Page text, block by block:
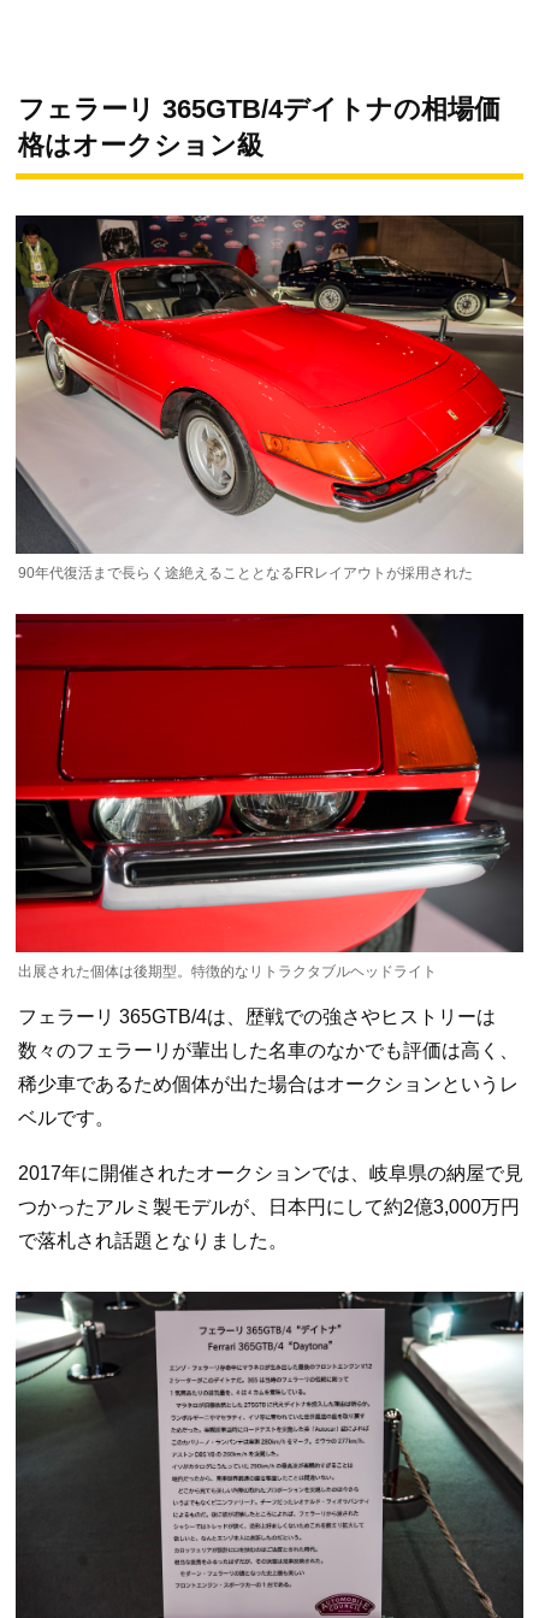
フェラーリ 365GTB/4デイトナの相場価
格はオークション級
90年代復活まで長らく途絶えることとなるFRレイアウトが採用された
出展された個体は後期型。特徴的なリトラクタブルヘッドライト
フェラーリ 365GTB/4は、歴戦での強さやヒストリーは
数々のフェラーリが輩出した名車のなかでも評価は高く、
稀少車であるため個体が出た場合はオークションというレ
ベルです。
2017年に開催されたオークションでは、岐阜県の納屋で見
つかったアルミ製モデルが、日本円にして約2億3,000万円
で落札され話題となりました。